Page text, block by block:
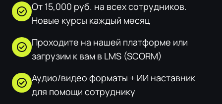
check_circle От 15,000 руб. на всех сотрудников.
Новые курсы каждый месяц
check_circle Проходите на нашей платформе или
загрузим к вам в LMS (SCORM)
check_circle Аудио/видео форматы + ИИ наставник
для помощи сотруднику